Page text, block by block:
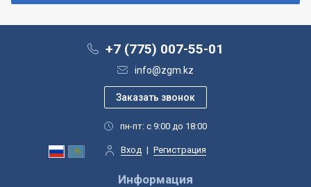
+7 (775) 007-55-01
info@zgm.kz
пн-пт: с 9:00 до 18:00
Вход | Регистрация
Информация